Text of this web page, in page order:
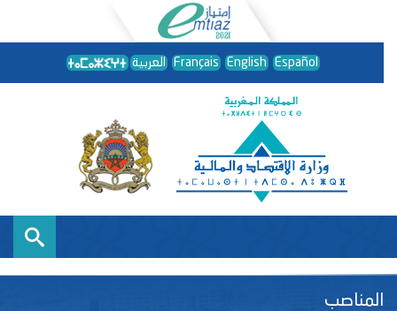
العربية Français English Español
المناصب